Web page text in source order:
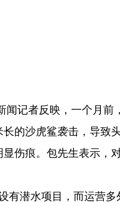
闻记者反映，一个月
的沙虎鲨袭击，导致
伤痕。包先生表示，
有潜水项目，而运营